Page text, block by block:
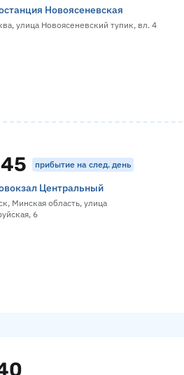
Новоясеневская
улица Новоясеневский тупик, вл. 4
прибытие на след. день
Центральный
Минская область, улица
6